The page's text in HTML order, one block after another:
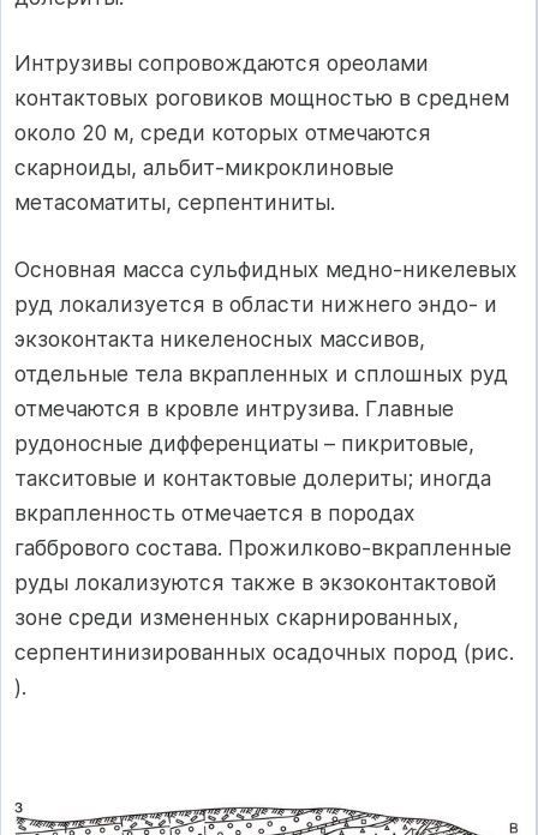
Интрузивы сопровождаются ореолами
контактовых роговиков мощностью в среднем
около 20 м, среди которых отмечаются
скарноиды, альбит-микроклиновые
метасоматиты, серпентиниты.
Основная масса сульфидных медно-никелевых
руд локализуется в области нижнего эндо- и
экзоконтакта никеленосных массивов,
отдельные тела вкрапленных и сплошных руд
отмечаются в кровле интрузива. Главные
рудоносные дифференциаты – пикритовые,
такситовые и контактовые долериты; иногда
вкрапленность отмечается в породах
габбрового состава. Прожилково-вкрапленные
руды локализуются также в экзоконтактовой
зоне среди измененных скарнированных,
серпентинизированных осадочных пород (рис.
).